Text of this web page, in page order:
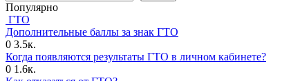
Популярно
ГТО
Дополнительные баллы за знак ГТО
0 3.5к.
Когда появляются результаты ГТО в личном кабинете?
0 1.6к.